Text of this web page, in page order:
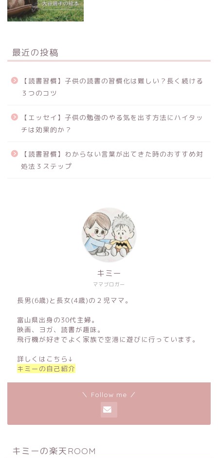
最近の投稿
【読書習慣】子供の読書の習慣化は難しい？長く続ける
３つのコツ
【エッセイ】子供の勉強のやる気を出す方法にハイタッ
チは効果的か？
【読書習慣】わからない言葉が出てきた時のおすすめ対
処法３ステップ
ママブロガー
キミー
長男(6歳)と長女(4歳)の２児ママ。
富山県出身の30代主婦。
映画、ヨガ、読書が趣味。
飛行機が好きでよく家族で空港に遊びに行っています。
詳しくはこちら↓
キミーの自己紹介
＼ Follow me ／
キミーの楽天ROOM